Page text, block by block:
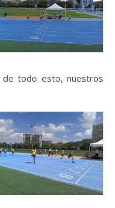
todo esto, nuestros